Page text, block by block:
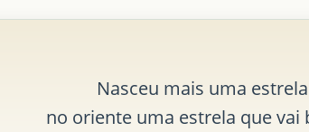
Nasceu mais uma estrela
no oriente uma estrela que vai